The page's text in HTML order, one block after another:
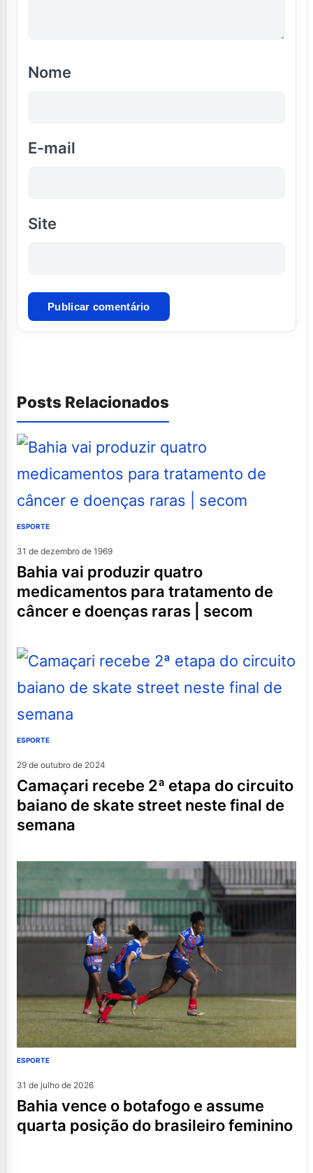
Nome
E-mail
Site
Posts Relacionados
ESPORTE
31 de dezembro de 1969
bahia vai produzir quatro
medicamentos para tratamento de
câncer e doenças raras | secom
ESPORTE
29 de outubro de 2024
camaçari recebe 2ª etapa do circuito
baiano de skate street neste final de
semana
ESPORTE
31 de julho de 2026
bahia vence o botafogo e assume
quarta posição do brasileiro feminino